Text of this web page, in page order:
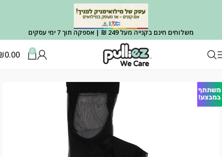
משלוחים חינם בקנייה מעל 249 ₪ | אספקה תוך 7 ימי עסקים
0
0.00
עמוד הבית גרביונים